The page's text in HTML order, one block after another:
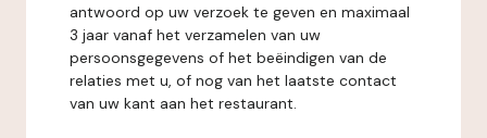
antwoord op uw verzoek te geven en maximaal
3 jaar vanaf het verzamelen van uw
persoonsgegevens of het beëindigen van de
relaties met u, of nog van het laatste contact
van uw kant aan het restaurant.